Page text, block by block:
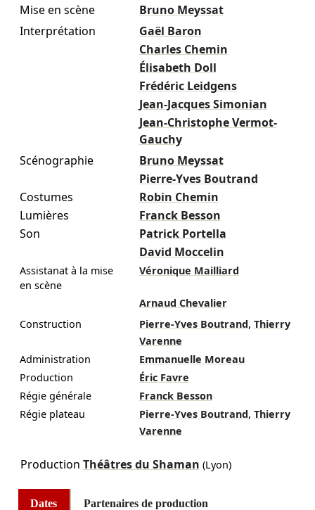
Mise en scène
Bruno Meyssat
Interprétation
Gaël Baron
Charles Chemin
Élisabeth Doll
Frédéric Leidgens
Jean-Jacques Simonian
Jean-Christophe Vermot-
Gauchy
Scénographie
Bruno Meyssat
Pierre-Yves Boutrand
Costumes
Robin Chemin
Lumières
Franck Besson
Son
Patrick Portella
David Moccelin
Assistanat à la mise
en scène
Véronique Mailliard
Arnaud Chevalier
Construction
Pierre-Yves Boutrand, Thierry
Varenne
Administration
Emmanuelle Moreau
Production
Éric Favre
Régie générale
Franck Besson
Régie plateau
Pierre-Yves Boutrand, Thierry
Varenne
Production Théâtres du Shaman (Lyon)
Dates Partenaires de production